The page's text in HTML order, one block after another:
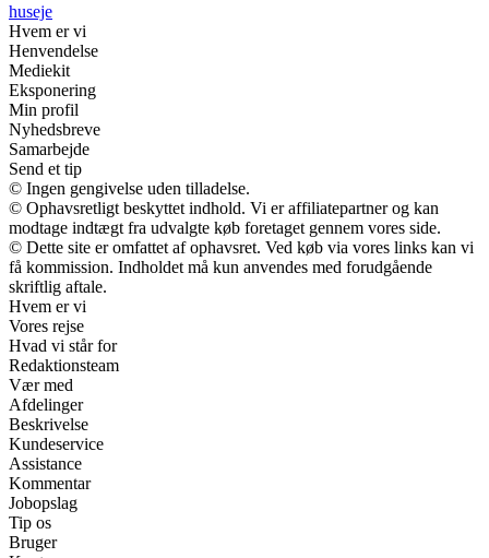
huseje
Hvem er vi
Henvendelse
Mediekit
Eksponering
Min profil
Nyhedsbreve
Samarbejde
Send et tip
© Ingen gengivelse uden tilladelse.
© Ophavsretligt beskyttet indhold. Vi er affiliatepartner og kan
modtage indtægt fra udvalgte køb foretaget gennem vores side.
© Dette site er omfattet af ophavsret. Ved køb via vores links kan vi
få kommission. Indholdet må kun anvendes med forudgående
skriftlig aftale.
Hvem er vi
Vores rejse
Hvad vi står for
Redaktionsteam
Vær med
Afdelinger
Beskrivelse
Kundeservice
Assistance
Kommentar
Jobopslag
Tip os
Bruger